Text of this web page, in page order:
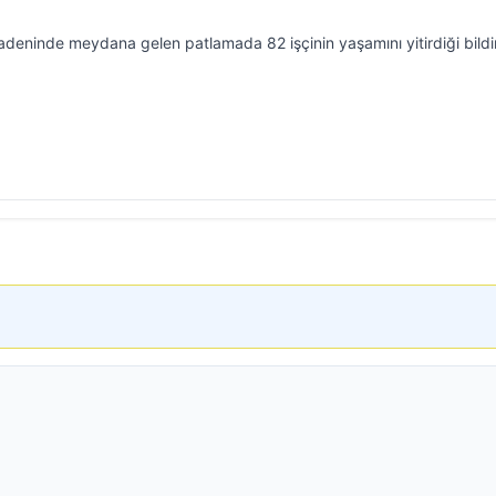
meydana gelen patlamada 82 işçinin yaşamını yitirdiği